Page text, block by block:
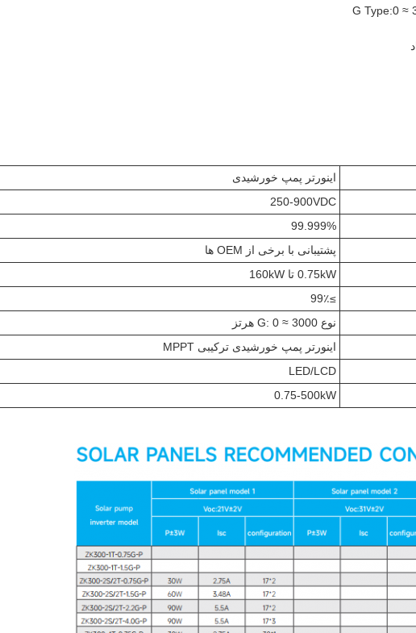
اینورتر پمپ خورشیدی
250-900VDC
99.999%
پشتیبانی با برخی از OEM ها
0.75kW تا 160kW
≥99٪
نوع G: 0 ≈ 3000 هرتز
اینورتر پمپ خورشیدی ترکیبی MPPT
LED/LCD
0.75-500kW